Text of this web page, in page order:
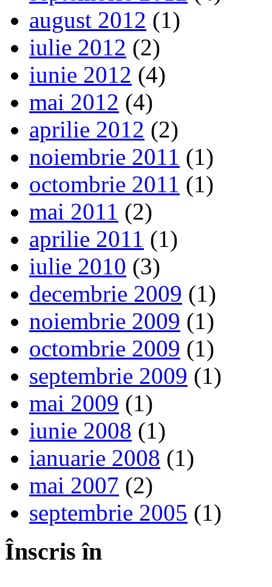
august 2012 (1)
iulie 2012 (2)
iunie 2012 (4)
mai 2012 (4)
aprilie 2012 (2)
noiembrie 2011 (1)
octombrie 2011 (1)
mai 2011 (2)
aprilie 2011 (1)
iulie 2010 (3)
decembrie 2009 (1)
noiembrie 2009 (1)
octombrie 2009 (1)
septembrie 2009 (1)
mai 2009 (1)
iunie 2008 (1)
ianuarie 2008 (1)
mai 2007 (2)
septembrie 2005 (1)
Înscris în